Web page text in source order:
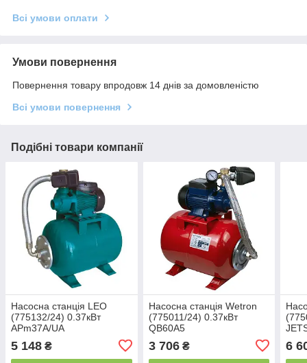
Всі умови оплати
Умови повернення
Повернення товару впродовж 14 днів за домовленістю
Всі умови повернення
Подібні товари компанії
Насосна станція LEO
(775132/24) 0.37кВт
APm37A/UA
5 148 ₴
Насосна станція Wetron
(775011/24) 0.37кВт
QB60А5
3 706₴ 6